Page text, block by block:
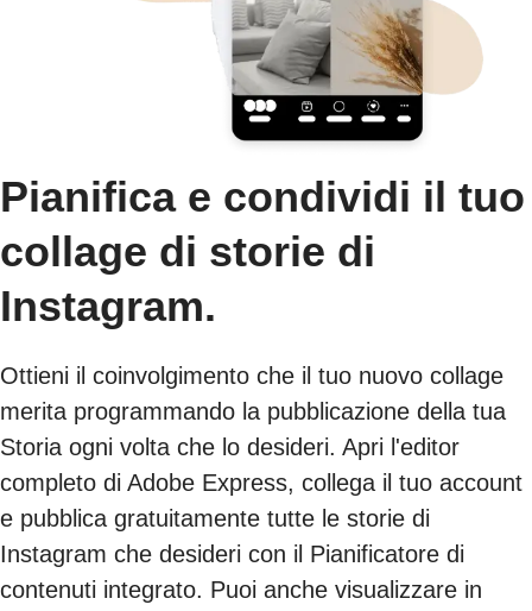
Pianifica e condividi il tuo
collage di storie di
Instagram.
Ottieni il coinvolgimento che il tuo nuovo collage
merita programmando la pubblicazione della tua
Storia ogni volta che lo desideri. Apri l'editor
completo di Adobe Express, collega il tuo account
e pubblica gratuitamente tutte le storie di
Instagram che desideri con il Pianificatore di
contenuti integrato. Puoi anche visualizzare in